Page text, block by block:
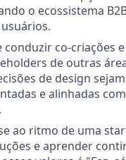
o ecossistema
conduzir co-criações
de outras
de design
e alinhadas
ao ritmo de uma
e aprender